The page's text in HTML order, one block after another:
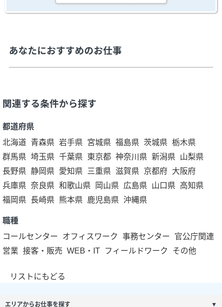
あなたにおすすめのお仕事
関連する条件から探す
都道府県
北海道 青森県 岩手県 宮城県 福島県 茨城県 栃木県
群馬県 埼玉県 千葉県 東京都 神奈川県 新潟県 山梨県
長野県 静岡県 愛知県 三重県 滋賀県 京都府 大阪府
兵庫県 奈良県 和歌山県 岡山県 広島県 山口県 高知県
福岡県 長崎県 熊本県 鹿児島県 沖縄県
職種
コールセンター
オフィスワーク 事務センター
官公庁関連
営業 接客・販売 WEB・IT フィールドワーク その他
リストにもどる
エリアからお仕事を探す ▼